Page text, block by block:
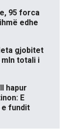
95 forca
edhe
gjobitet
mln totali i
hapur
E
fundit